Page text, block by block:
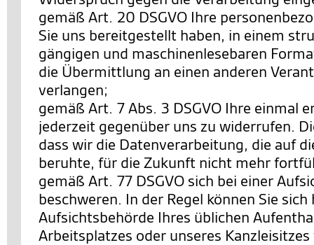
gemäß Art. 20 DSGVO Ihre
Sie uns bereitgestellt haben, in einem
gängigen und maschinenlesebaren
die Übermittlung an einen anderen
verlangen;
gemäß Art. 7 Abs. 3 DSGVO Ihre einmal
jederzeit gegenüber uns zu widerrufen.
dass wir die Datenverarbeitung, die auf
beruhte, für die Zukunft nicht mehr
gemäß Art. 77 DSGVO sich bei einer
beschweren. In der Regel können Sie
Aufsichtsbehörde Ihres üblichen
Arbeitsplatzes oder unseres